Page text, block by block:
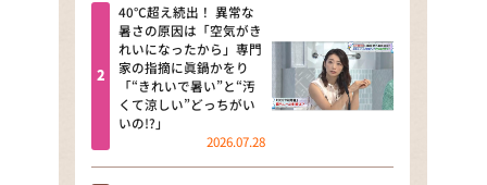
news おかえり
河合＆A.B.C-Z塚田×福井アナ
「なんでやねん！？」（news お
かえり）
DAIGOも台所 ～きょうの献立 何
にする？～
40℃超え続出！ 異常な
暑さの原因は「空気がき
れいになったから」専門
家の指摘に眞鍋かをり
「“きれいで暑い”と“汚
くて涼しい”どっちがい
いの!?」
2026.07.28